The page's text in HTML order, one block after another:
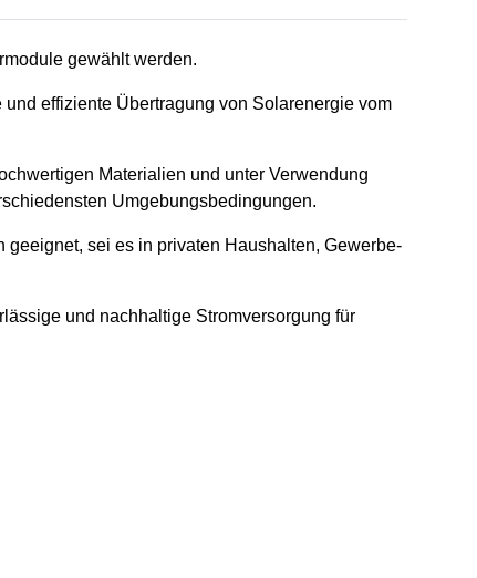
gewählt werden.
effiziente Übertragung von Solarenergie vom
Materialien und unter Verwendung
Umgebungsbedingungen.
sei es in privaten Haushalten, Gewerbe-
und nachhaltige Stromversorgung für